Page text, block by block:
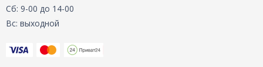
Сб: 9-00 до 14-00
Вс: выходной